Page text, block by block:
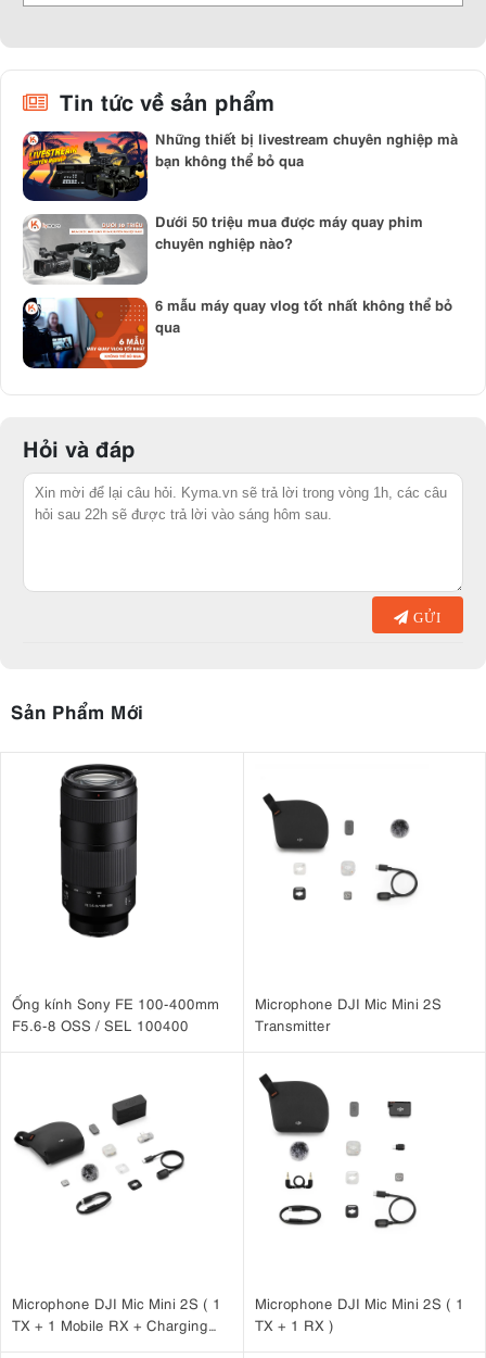
Tin tức về sản phẩm
Những thiết bị livestream chuyên nghiệp mà
bạn không thể bỏ qua
Dưới 50 triệu mua được máy quay phim
chuyên nghiệp nào?
6 mẫu máy quay vlog tốt nhất không thể bỏ
qua
Hỏi và đáp
GỬI
Sản Phẩm Mới
Ống kính Sony FE 100-400mm
F5.6-8 OSS / SEL 100400
Microphone DJI Mic Mini 2S
Transmitter
Microphone DJI Mic Mini 2S ( 1
TX + 1 Mobile RX + Charging
Microphone DJI Mic Mini 2S ( 1
TX + 1 RX )